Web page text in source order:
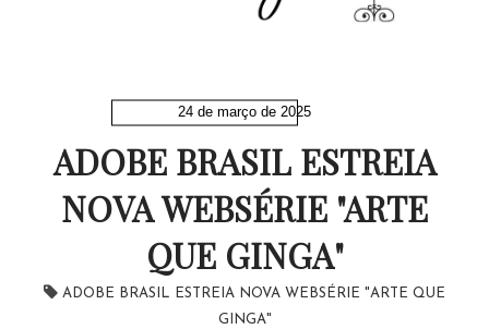
24 de março de 2025
ADOBE BRASIL ESTREIA
NOVA WEBSÉRIE "ARTE
QUE GINGA"
ADOBE BRASIL ESTREIA NOVA WEBSÉRIE "ARTE QUE
GINGA"